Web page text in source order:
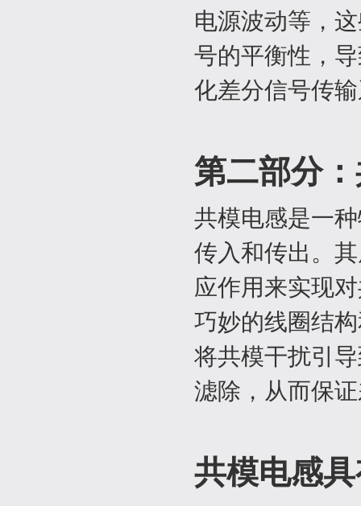
电源波动等，
号的平衡性，
化差分信号传
第二部分
共模电感是一
传入和传出。
应作用来实现
巧妙的线圈结
将共模干扰引
滤除，从而保
共模电感